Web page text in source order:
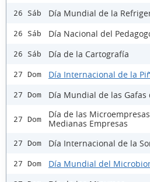
26 Sáb Día Mundial de la
26 Sáb Día Nacional del
26 Sáb Día de la Cartografía
27 Dom Día Internacional de la
27 Dom Día Mundial de las Gafas
27 Dom
Día de las
Medianas Empresas
27 Dom Día Internacional de la
27 Dom Día Mundial del